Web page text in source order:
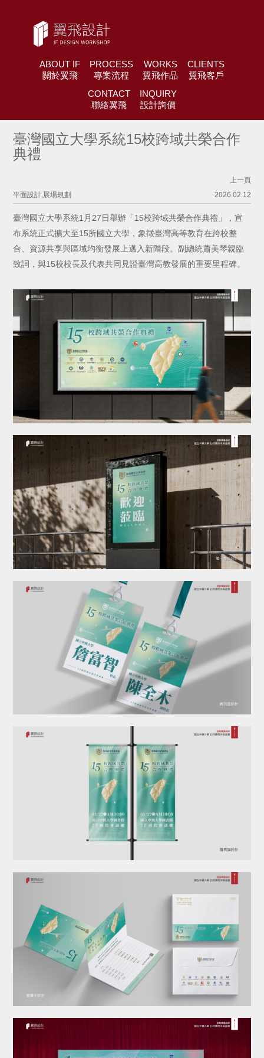
ABOUT IF
關於翼飛
PROCESS
專案流程
WORKS
翼飛作品
CLIENTS
翼飛客戶
CONTACT
聯絡翼飛
INQUIRY
設計詢價
臺灣國立大學系統15校跨域共榮合作
典禮
上一頁
平面設計,展場規劃
2026.02.12
臺灣國立大學系統1月27日舉辦「15校跨域共榮合作典禮」，宣
布系統正式擴大至15所國立大學，象徵臺灣高等教育在跨校整
合、資源共享與區域均衡發展上邁入新階段。副總統蕭美琴親臨
致詞，與15校校長及代表共同見證臺灣高教發展的重要里程碑。